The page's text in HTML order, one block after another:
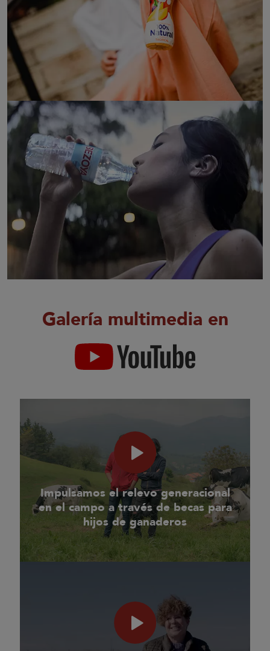
Galería multimedia en
Impulsamos el relevo generacional
en el campo a través de becas para
hijos de ganaderos